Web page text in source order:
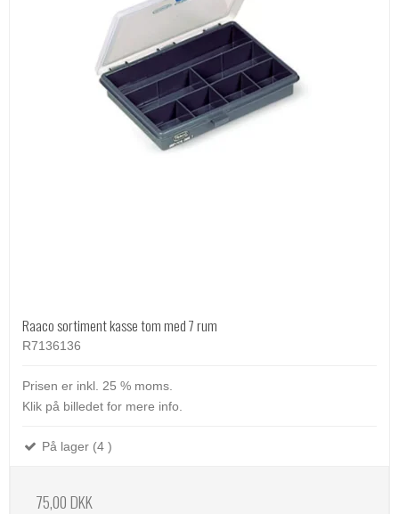
Raaco sortiment kasse tom med 7 rum
R7136136
Prisen er inkl. 25 % moms.
Klik på billedet for mere info.
På lager (4 )
75,00 DKK